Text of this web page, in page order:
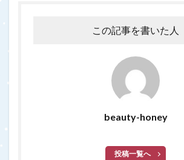
この記事を書いた人
beauty-honey
投稿一覧へ